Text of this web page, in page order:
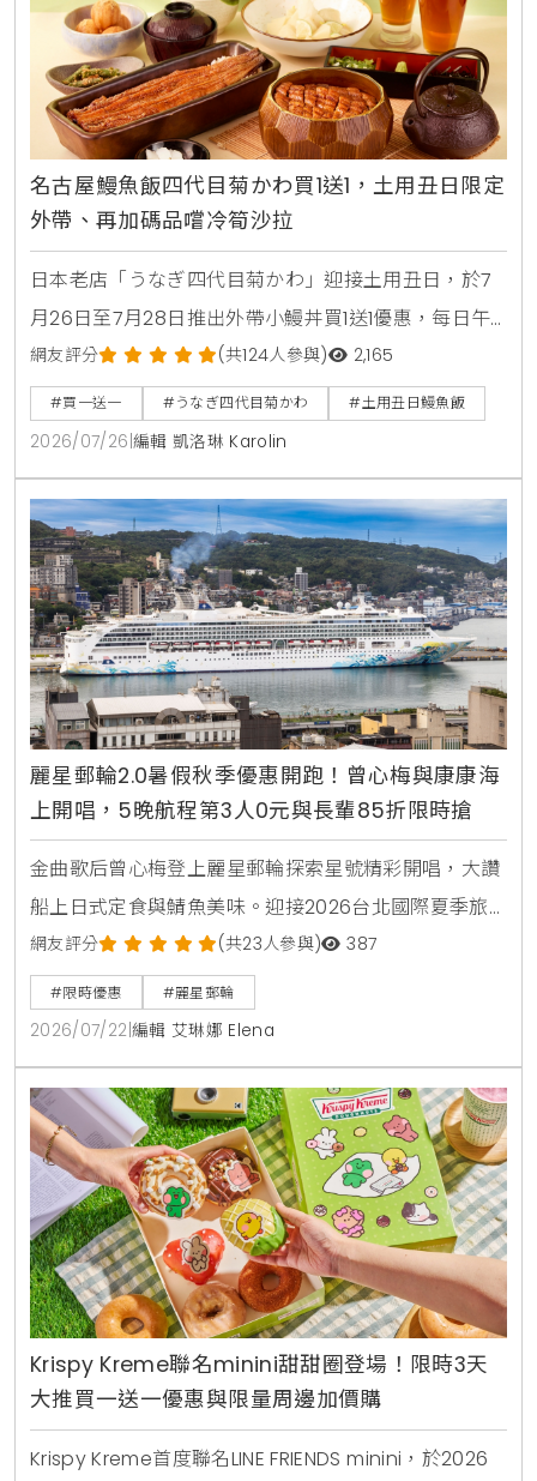
名古屋鰻魚飯四代目菊かわ買1送1，土用丑日限定
外帶、再加碼品嚐冷筍沙拉
日本老店「うなぎ四代目菊かわ」迎接土用丑日，於7
月26日至7月28日推出外帶小鰻丼買1送1優惠，每日午
晚餐各限量15組。即日起至8月31日同步開賣「夏鰻雙
饗宴」特價2450元與全新單品冷筍沙拉，提供最道地
的日本夏日食補饗宴。
網友評分 (共124人參與) 2,165
#買一送一 #うなぎ四代目菊かわ #土用丑日鰻魚飯
2026/07/26 編輯 凱洛琳 Karolin
麗星郵輪2.0暑假秋季優惠開跑！曾心梅與康康海
上開唱，5晚航程第3人0元與長輩85折限時搶
金曲歌后曾心梅登上麗星郵輪探索星號精彩開唱，大讚
船上日式定食與鯖魚美味。迎接2026台北國際夏季旅
展，麗星郵輪2.0推出暑假與秋季限時折扣，包含5晚以
上航程第3人0元，60歲以上85折，還有康康與紀曉君
星光演唱會，星海夏令營等豐富行程。
網友評分 (共23人參與) 387
#限時優惠 #麗星郵輪
2026/07/22 編輯 艾琳娜 Elena
Krispy Kreme聯名minini甜甜圈登場！限時3天
大推買一送一優惠與限量周邊加價購
Krispy Kreme首度聯名LINE FRIENDS minini，於2026